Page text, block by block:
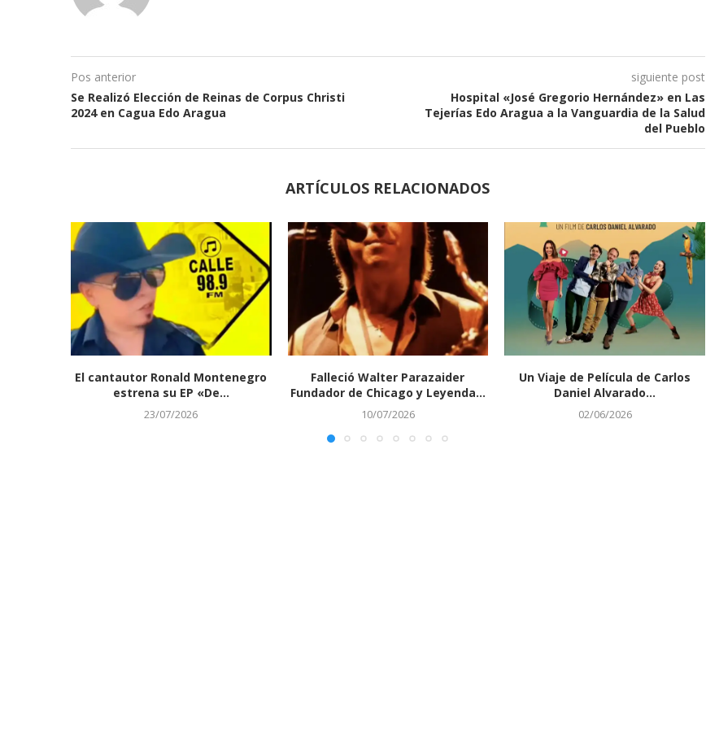
Pos anterior
Se Realizó Elección de Reinas de Corpus Christi
2024 en Cagua Edo Aragua
siguiente post
Hospital «José Gregorio Hernández» en Las
Tejerías Edo Aragua a la Vanguardia de la Salud
del Pueblo
ARTÍCULOS RELACIONADOS
El cantautor Ronald Montenegro
estrena su EP «De...
23/07/2026
Falleció Walter Parazaider
Fundador de Chicago y Leyenda...
10/07/2026
Un Viaje de Película de Carlos
Daniel Alvarado...
02/06/2026